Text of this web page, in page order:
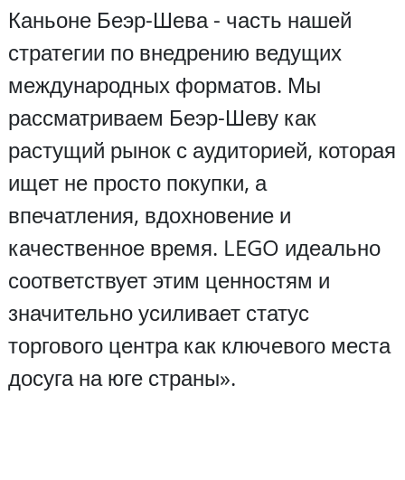
Каньоне Беэр-Шева - часть нашей
стратегии по внедрению ведущих
международных форматов. Мы
рассматриваем Беэр-Шеву как
растущий рынок с аудиторией, которая
ищет не просто покупки, а
впечатления, вдохновение и
качественное время. LEGO идеально
соответствует этим ценностям и
значительно усиливает статус
торгового центра как ключевого места
досуга на юге страны».